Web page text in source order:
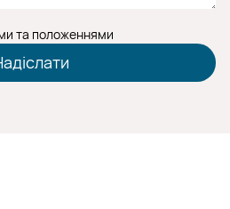
та положеннями